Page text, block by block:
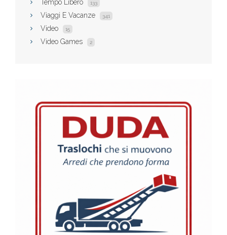
Tempo Libero 133
Viaggi E Vacanze 341
Video 15
Video Games 2